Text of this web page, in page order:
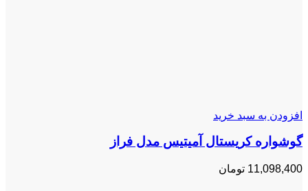
افزودن به سبد خرید
گوشواره کریستال آمیتیس مدل فراز
11,098,400 تومان